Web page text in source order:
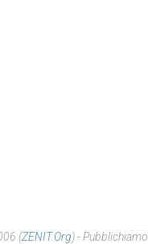
(ZENIT.org).- Pubblichiamo